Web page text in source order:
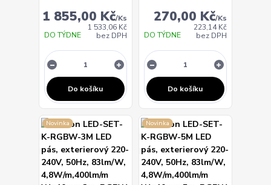
1 855,00 Kč/Ks
1 533,06 Kč
bez DPH
DO TÝDNE
Do košíku
270,00 Kč/Ks
223,14 Kč
bez DPH
DO TÝDNE
Do košíku
Novinka Novinka